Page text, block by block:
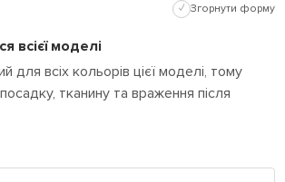
✓ Згорнути форму
всієї моделі
для всіх кольорів цієї моделі, тому
тканину та враження після